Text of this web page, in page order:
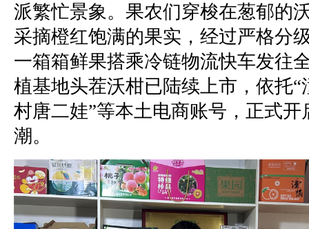
派繁忙景象。果农们穿梭在葱郁的
采摘橙红饱满的果实，经过严格分
一箱箱鲜果搭乘冷链物流快车发往
植基地头茬沃柑已陆续上市，依托“
村唐二娃”等本土电商账号，正式开
潮。